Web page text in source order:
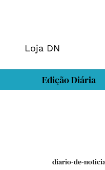
Loja DN
Edição Diária
diario-de-